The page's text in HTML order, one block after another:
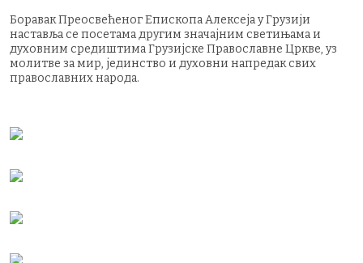
Боравак Преосвећеног Епископа Алексеја у Грузији
наставља се посетама другим значајним светињама и
духовним средиштима Грузијске Православне Цркве, уз
молитве за мир, јединство и духовни напредак свих
православних народа.